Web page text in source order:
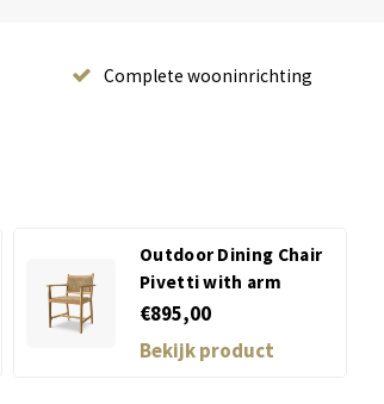
Complete wooninrichting
Outdoor Dining Chair
Pivetti with arm
€895,00
Bekijk product